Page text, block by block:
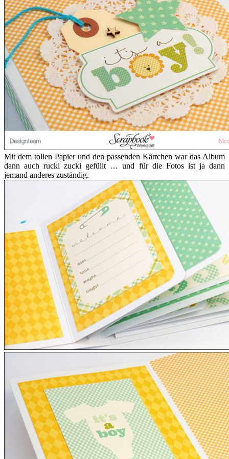
Mit dem tollen Papier und den passenden Kärtchen war das Album
dann auch rucki zucki gefüllt … und für die Fotos ist ja dann
jemand anderes zuständig.